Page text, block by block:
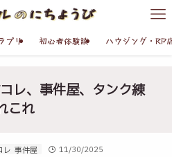
プリ 初心者体験談 ハウジング・RP
レ、事件屋、タンク練
これ
レ 事件屋 11/30/2025